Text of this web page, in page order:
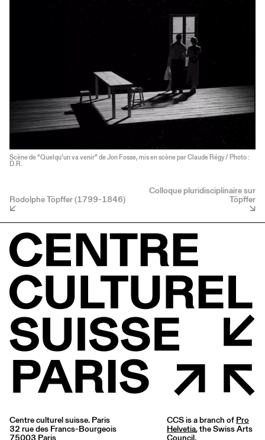
Scène de “Quelqu’un va venir” de Jon Fosse, mis en scène par Claude Régy / Photo :
D.R.
Rodolphe Töpffer (1799-1846)
Colloque pluridisciplinaire sur
Töpffer
Centre culturel suisse. Paris
32 rue des Francs-Bourgeois
75003 Paris
CCS is a branch of Pro
Helvetia, the Swiss Arts
Council.